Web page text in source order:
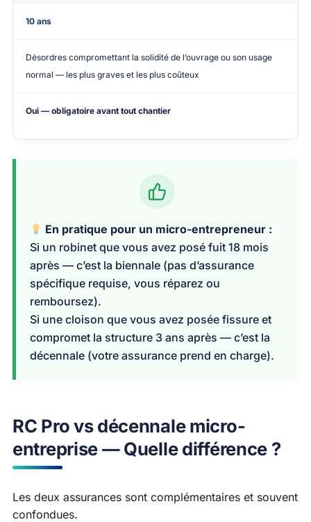
10 ans
Désordres compromettant la solidité de l’ouvrage ou son usage
normal — les plus graves et les plus coûteux
Oui — obligatoire avant tout chantier
En pratique pour un micro-entrepreneur :
Si un robinet que vous avez posé fuit 18 mois
après — c’est la biennale (pas d’assurance
spécifique requise, vous réparez ou
remboursez).
Si une cloison que vous avez posée fissure et
compromet la structure 3 ans après — c’est la
décennale (votre assurance prend en charge).
RC Pro vs décennale micro-
entreprise — Quelle différence ?
Les deux assurances sont complémentaires et souvent
confondues.